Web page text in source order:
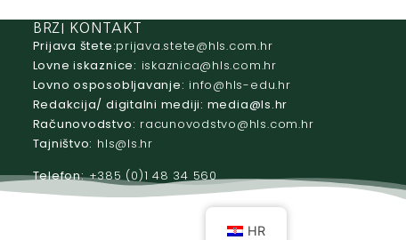
BRZI KONTAKT
Prijava štete: rh.moc.slh
@etets.avajirp
Lovne iskaznice:
rh.moc.slh
@acinzaksi
Lovno osposobljavanje:
rh.ude-slh
@ofni
Redakcija/ digitalni mediji:
rh.sl
@aidem
Računovodstvo:
rh.moc.slh
@ovtsdovonucar
Tajništvo:
rh.sl
@slh
Telefon: +385 (0)1 48 34 560
HR